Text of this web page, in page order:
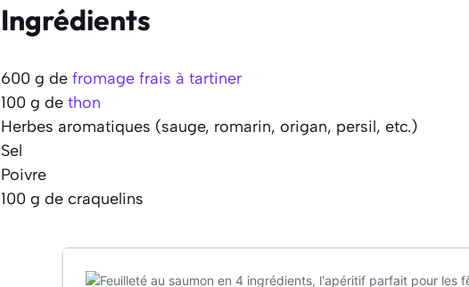
Ingrédients
600 g de fromage frais à tartiner
100 g de thon
Herbes aromatiques (sauge, romarin, origan, persil, etc.)
Sel
Poivre
100 g de craquelins